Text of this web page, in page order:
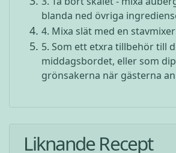
blanda ned övriga
4. Mixa slät med en stavmixer
5. Som ett etxra tillbehör till
middagsbordet, eller som
grönsakerna när gästerna
Liknande Recept